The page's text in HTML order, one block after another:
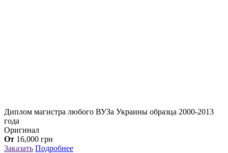
Диплом магистра любого ВУЗа Украины образца 2000-2013
года
Оригинал
От 16,000 грн
Заказать Подробнее